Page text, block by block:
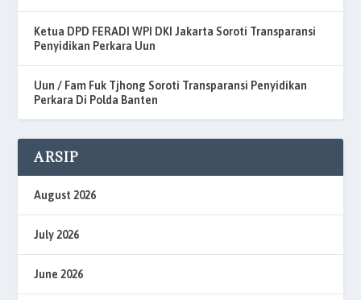
Ketua DPD FERADI WPI DKI Jakarta Soroti Transparansi
Penyidikan Perkara Uun
Uun / Fam Fuk Tjhong Soroti Transparansi Penyidikan
Perkara Di Polda Banten
ARSIP
August 2026
July 2026
June 2026